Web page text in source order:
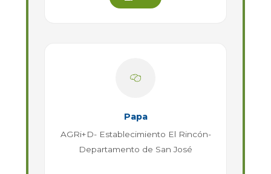
Papa
AGRi+D- Establecimiento El Rincón-
Departamento de San José